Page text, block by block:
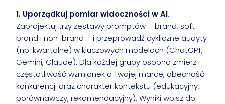
1. Uporządkuj pomiar widoczności w AI.
Zaprojektuj trzy zestawy promptów – brand, soft-
brand i non-brand – i przeprowadź cykliczne audyty
(np. kwartalne) w kluczowych modelach (ChatGPT,
Gemini, Claude). Dla każdej grupy osobno zmierz
częstotliwość wzmianek o Twojej marce, obecność
konkurencji oraz charakter kontekstu (edukacyjny,
porównawczy, rekomendacyjny). Wyniki wpisz do